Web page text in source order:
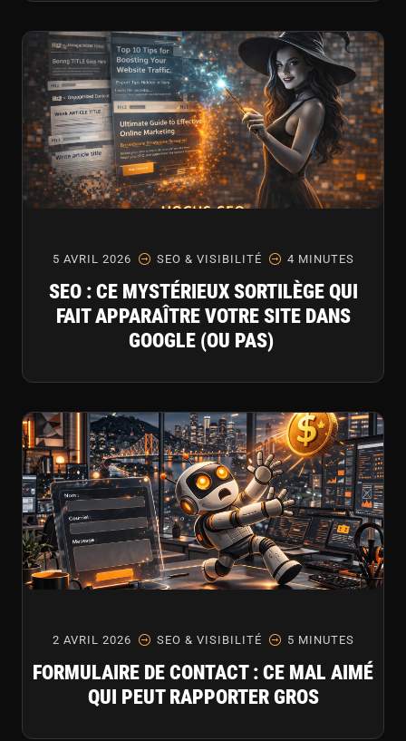
5 AVRIL 2026 SEO & VISIBILITÉ 4 MINUTES
SEO : CE MYSTÉRIEUX SORTILÈGE QUI
FAIT APPARAÎTRE VOTRE SITE DANS
GOOGLE (OU PAS)
2 AVRIL 2026 SEO & VISIBILITÉ 5 MINUTES
FORMULAIRE DE CONTACT : CE MAL AIMÉ
QUI PEUT RAPPORTER GROS